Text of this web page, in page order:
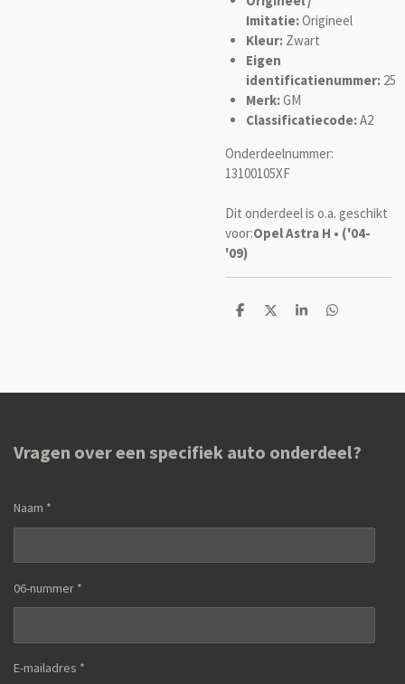
Imitatie:Origineel
Kleur: Zwart
Eigen
identificatienummer: 25
Merk:GM
Classificatiecode:A2
Onderdeelnummer:
13100105XF
Dit onderdeel is o.a. geschikt
voor:Opel Astra H • ('04-
'09)
D
D
S
D
Vragen over een specifiek auto onderdeel?
Naam *
06-nummer *
E-mailadres *